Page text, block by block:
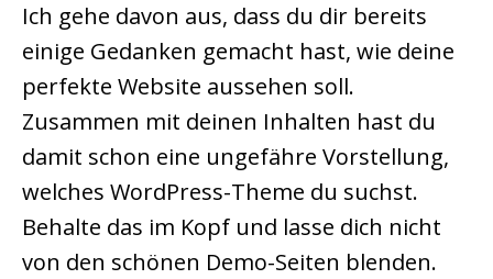
Ich gehe davon aus, dass du dir bereits
einige Gedanken gemacht hast, wie deine
perfekte Website aussehen soll.
Zusammen mit deinen Inhalten hast du
damit schon eine ungefähre Vorstellung,
welches WordPress-Theme du suchst.
Behalte das im Kopf und lasse dich nicht
von den schönen Demo-Seiten blenden.